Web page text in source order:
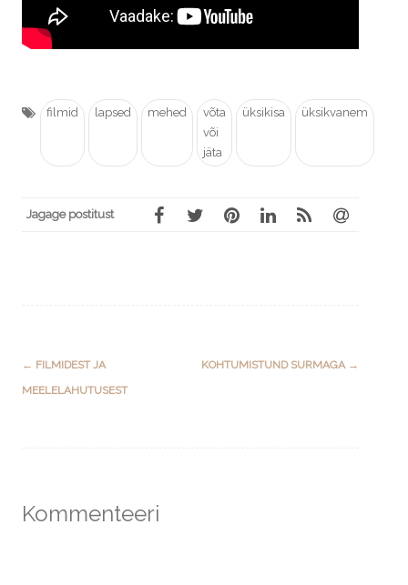
filmid lapsed mehed
võta
või
jäta
üksikisa üksikvanem
Jagage postitust
Post
navigation
← FILMIDEST JA
MEELELAHUTUSEST
KOHTUMISTUND SURMAGA →
Kommenteeri